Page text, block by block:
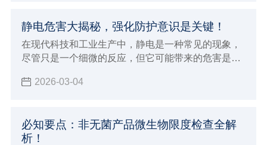
静电危害大揭秘，强化防护意识是关键！
在现代科技和工业生产中，静电是一种常见的现象，
尽管只是一个细微的反应，但它可能带来的危害是不
篇文章您一定要点进来看看，防静电的重要性不仅关
2026-03-04
必知要点：非无菌产品微生物限度检查全解
析！